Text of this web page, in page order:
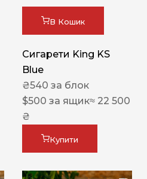
В Кошик
Сигарети King KS
Blue
₴540 за блок
$500 за ящик≈ 22 500
₴
Купити